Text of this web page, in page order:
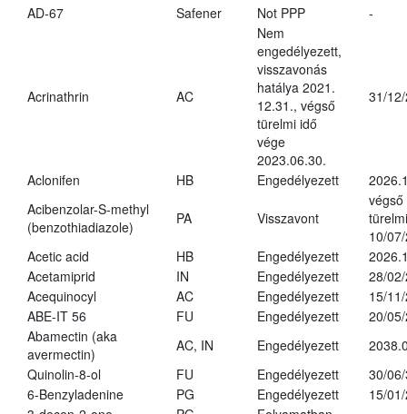
AD-67
Safener Not PPP -
Acrinathrin AC
Nem
engedélyezett,
visszavonás
hatálya 2021.
12.31., végső
türelmi idő
vége
2023.06.30.
31/
Aclonifen HB Engedélyezett
Acibenzolar-S-methyl
(benzothiadiazole)
PA Visszavont
végső
10/
Acetic acid
HB Engedélyezett
Acetamiprid
IN Engedélyezett
28/
Acequinocyl
AC Engedélyezett
15/
ABE-IT 56
FU Engedélyezett
20/
Abamectin (aka
avermectin)
AC, IN Engedélyezett
Quinolin-8-ol
FU Engedélyezett
30/
6-Benzyladenine
PG Engedélyezett
15/